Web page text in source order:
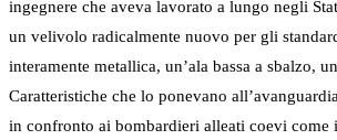
ingegnere che aveva lavorato a lungo negli
un velivolo radicalmente nuovo per gli
interamente metallica, un’ala bassa a sbalzo,
Caratteristiche che lo ponevano
in confronto ai bombardieri alleati coevi come